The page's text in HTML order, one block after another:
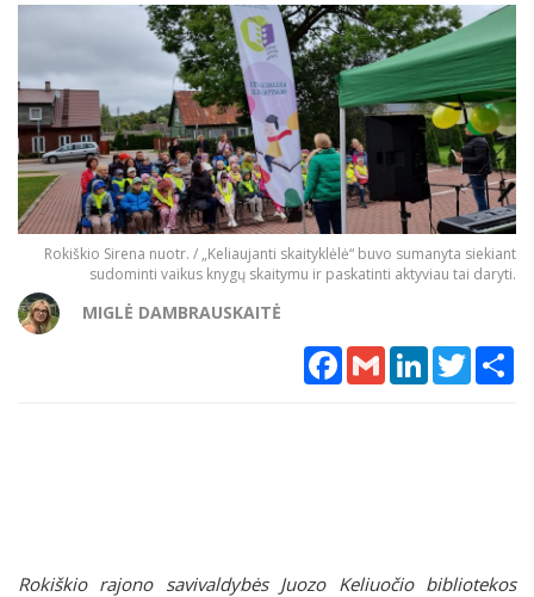
Rokiškio Sirena nuotr. / „Keliaujanti skaityklėlė“ buvo sumanyta siekiant
sudominti vaikus knygų skaitymu ir paskatinti aktyviau tai daryti.
MIGLĖ DAMBRAUSKAITĖ
Facebook
Gmail LinkedInTwitter
Rokiškio rajono savivaldybės Juozo Keliuočio bibliotekos